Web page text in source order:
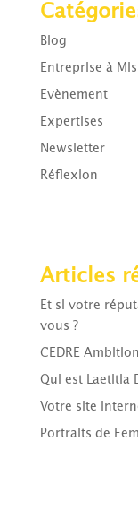
Blog
Entreprise à
Evènement
Expertises
Newsletter
Réflexion
Articles
Et si votre
vous ?
CEDRE Ambition
Qui est Laetitia
Votre site
Portraits de